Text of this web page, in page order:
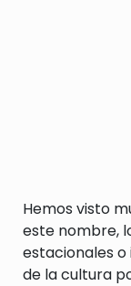
Hemos visto
este nombre,
estacionales
de la cultura